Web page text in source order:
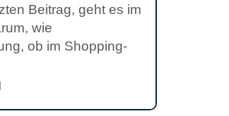
Beitrag, geht es im
wie
ob im Shopping-